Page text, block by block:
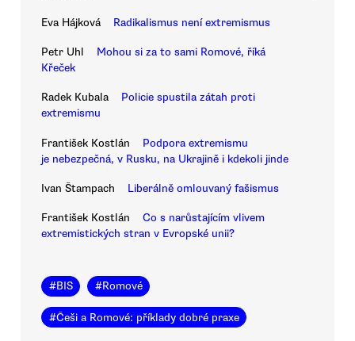
Eva Hájková Radikalismus není extremismus
Petr Uhl
Mohou si za to sami Romové, říká
Křeček
Radek Kubala
Policie spustila zátah proti
extremismu
František Kostlán
Podpora extremismu
je nebezpečná, v Rusku, na Ukrajině i kdekoli jinde
Ivan Štampach Liberálně omlouvaný fašismus
František Kostlán
Co s narůstajícím vlivem
extremistických stran v Evropské unii?
#BIS #Romové
#Češi a Romové: příklady dobré praxe